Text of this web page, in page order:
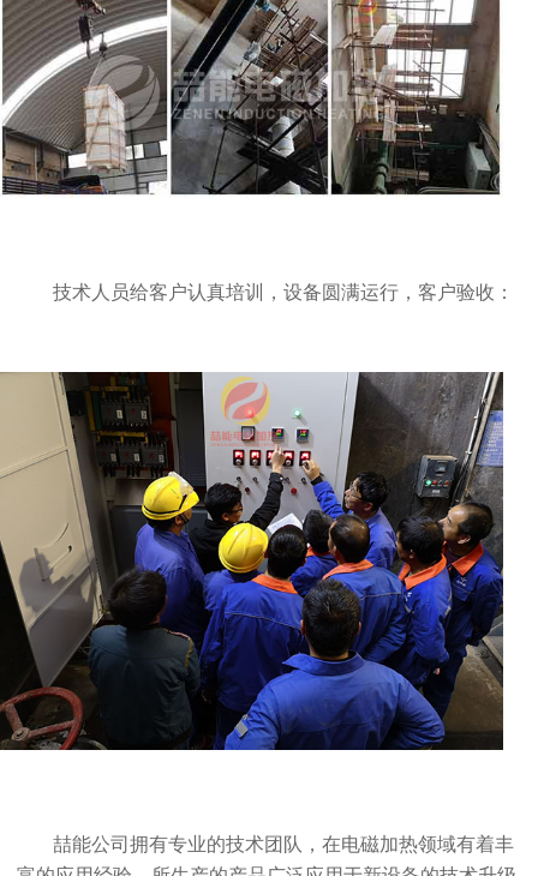
技术人员给客户认真培训，设备圆满运行，客户验收：
喆能公司拥有专业的技术团队，在电磁加热领域有着丰